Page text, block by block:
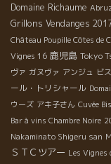
Domaine Richaume
Grillons Vendanges
Château Poupille Côtes de
Vignes 16 鹿児島 Tokyo
ヴァ ガヌヴァ アンジュ ビ
ール・トリシャール
ウーズ アキ子さん Cuvée
Bar à vins Chambre Noire
Nakaminato Shigeru san
ＳＴＣツアー Les Vignes